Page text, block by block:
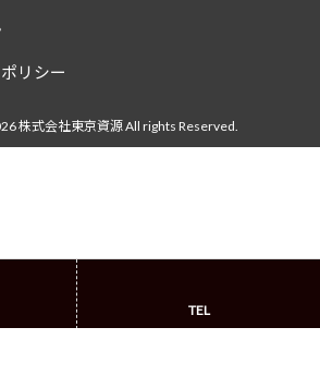
リシー
株式会社東京資源 All rights Reserved.
TEL